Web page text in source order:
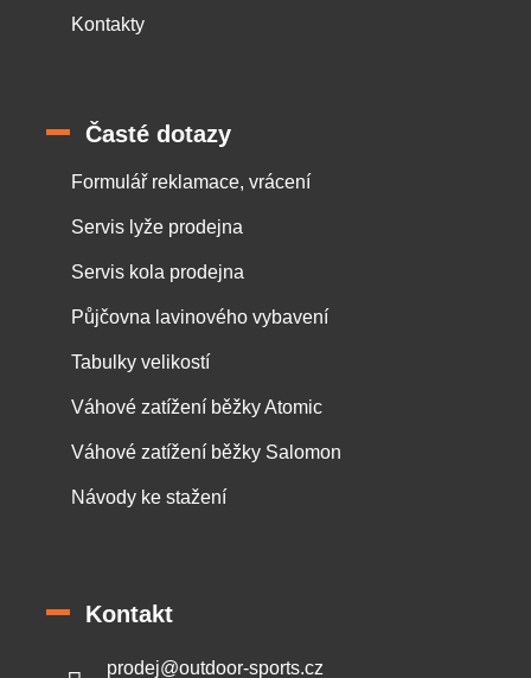
Kontakty
Časté dotazy
Formulář reklamace, vrácení
Servis lyže prodejna
Servis kola prodejna
Půjčovna lavinového vybavení
Tabulky velikostí
Váhové zatížení běžky Atomic
Váhové zatížení běžky Salomon
Návody ke stažení
Kontakt
prodej@outdoor-sports.cz